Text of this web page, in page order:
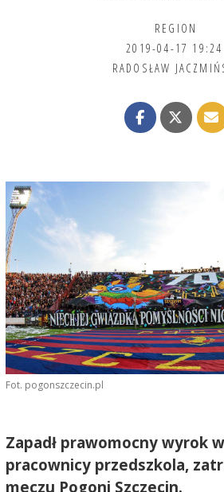
REGION
2019-04-17 19:24
RADOSŁAW
Fot. pogonszczecin.pl
Zapadł prawomocny wyrok
pracownicy przedszkola,
meczu Pogoni Szczecin.